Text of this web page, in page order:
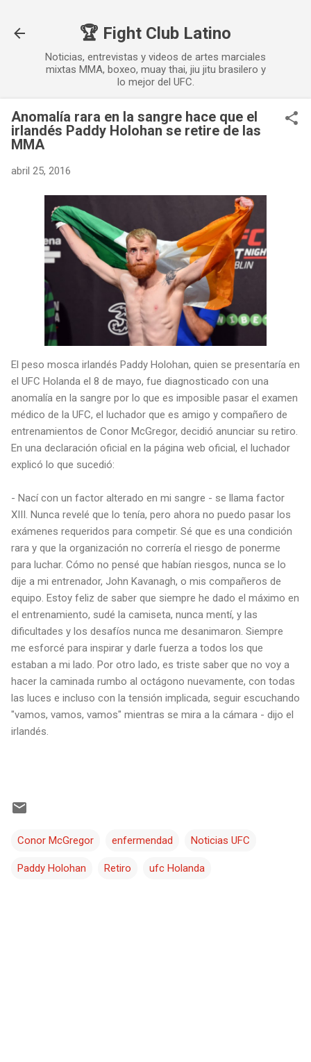
🏆 Fight Club Latino
Noticias, entrevistas y videos de artes marciales
mixtas MMA, boxeo, muay thai, jiu jitu brasilero y
lo mejor del UFC.
Anomalía rara en la sangre hace que el
irlandés Paddy Holohan se retire de las
MMA
abril 25, 2016
El peso mosca irlandés Paddy Holohan, quien se presentaría en
el UFC Holanda el 8 de mayo, fue diagnosticado con una
anomalía en la sangre por lo que es imposible pasar el examen
médico de la UFC, el luchador que es amigo y compañero de
entrenamientos de Conor McGregor, decidió anunciar su retiro.
En una declaración oficial en la página web oficial, el luchador
explicó lo que sucedió:
- Nací con un factor alterado en mi sangre - se llama factor
XIII. Nunca revelé que lo tenía, pero ahora no puedo pasar los
exámenes requeridos para competir. Sé que es una condición
rara y que la organización no correría el riesgo de ponerme
para luchar. Cómo no pensé que habían riesgos, nunca se lo
dije a mi entrenador, John Kavanagh, o mis compañeros de
equipo. Estoy feliz de saber que siempre he dado el máximo en
el entrenamiento, sudé la camiseta, nunca mentí, y las
dificultades y los desafíos nunca me desanimaron. Siempre
me esforcé para inspirar y darle fuerza a todos los que
estaban a mi lado. Por otro lado, es triste saber que no voy a
hacer la caminada rumbo al octágono nuevamente, con todas
las luces e incluso con la tensión implicada, seguir escuchando
"vamos, vamos, vamos" mientras se mira a la cámara - dijo el
irlandés.
Conor McGregor enfermendad Noticias UFC
Paddy Holohan Retiro ufc Holanda